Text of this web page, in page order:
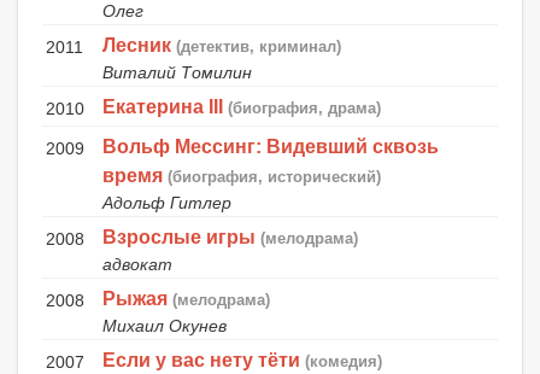
Олег
2011
Лесник (детектив, криминал)
Виталий Томилин
2010
Екатерина III (биография, драма)
2009
Вольф Мессинг: Видевший сквозь
время (биография, исторический)
Адольф Гитлер
2008
Взрослые игры (мелодрама)
адвокат
2008
Рыжая (мелодрама)
Михаил Окунев
2007
Если у вас нету тёти (комедия)